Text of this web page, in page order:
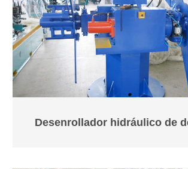
Desenrollador hidráulico de